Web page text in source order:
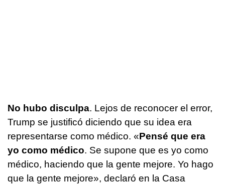
No hubo disculpa. Lejos de reconocer el error,
Trump se justificó diciendo que su idea era
representarse como médico. «Pensé que era
yo como médico. Se supone que es yo como
médico, haciendo que la gente mejore. Yo hago
que la gente mejore», declaró en la Casa